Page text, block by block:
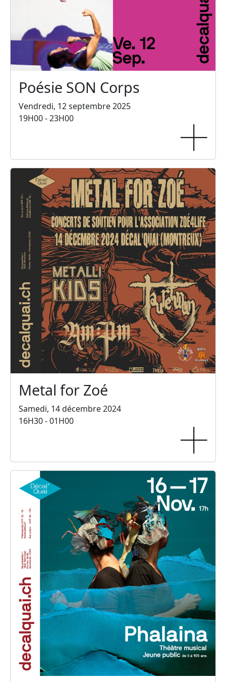
Poésie SON Corps
Vendredi, 12 septembre 2025
19H00 - 23H00
Metal for Zoé
Samedi, 14 décembre 2024
16H30 - 01H00